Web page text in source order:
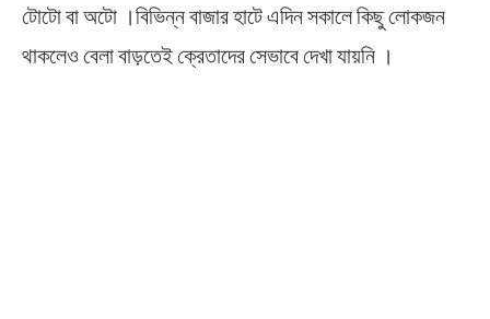
টোটো বা অটো ।বিভিন্ন বাজার হাটে এদিন সকালে কিছু লোকজন
থাকলেও বেলা বাড়তেই ক্রেতাদের সেভাবে দেখা যায়নি ।